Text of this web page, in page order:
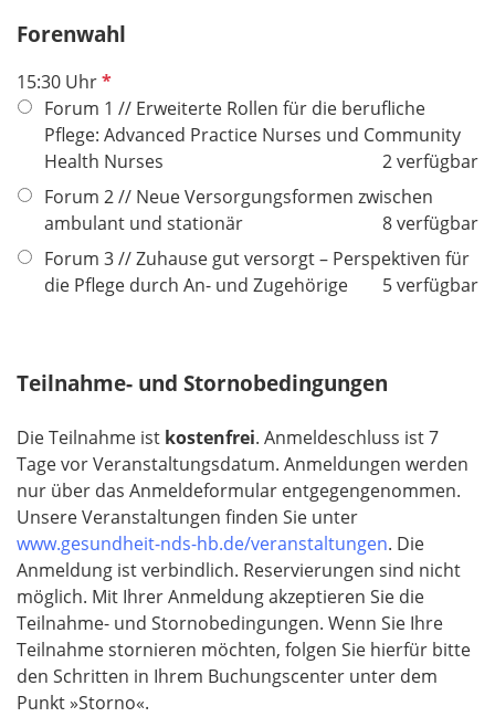
l h
f
e
l
d
Forenwahl
15:30 UhrP
f
l
i
f
e
Forum 1 // Erweiterte Rollen für die berufliche
Pflege: Advanced Practice Nurses und Community
Health Nurses
2 verfügbar
Forum 2 // Neue Versorgungsformen zwischen
ambulant und stationär
8 verfügbar
Forum 3 // Zuhause gut versorgt – Perspektiven für
die Pflege durch An- und Zugehörige
5 verfügbar
Teilnahme- und Stornobedingungen
Die Teilnahme ist kostenfrei. Anmeldeschluss ist 7
Tage vor Veranstaltungsdatum. Anmeldungen werden
nur über das Anmeldeformular entgegengenommen.
Unsere Veranstaltungen finden Sie unter
www.gesundheit-nds-hb.de/veranstaltungen. Die
Anmeldung ist verbindlich. Reservierungen sind nicht
möglich. Mit Ihrer Anmeldung akzeptieren Sie die
Teilnahme- und Stornobedingungen. Wenn Sie Ihre
Teilnahme stornieren möchten, folgen Sie hierfür bitte
den Schritten in Ihrem Buchungscenter unter dem
Punkt»Storno«​​​​​​​.